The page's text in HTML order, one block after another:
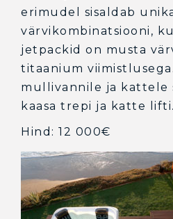
erimudel sisaldab
värvikombinatsiooni,
jetpackid on musta
titaanium
mullivannile ja kattele
kaasa trepi ja katte lifti.
Hind: 12 000€